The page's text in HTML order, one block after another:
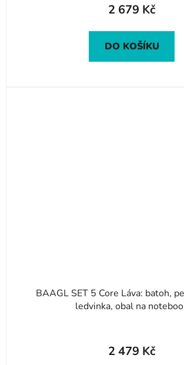
2 679 Kč
DO KOŠÍKU
BAAGL SET 5 Core Láva: batoh,
ledvinka, obal na
2 479 Kč